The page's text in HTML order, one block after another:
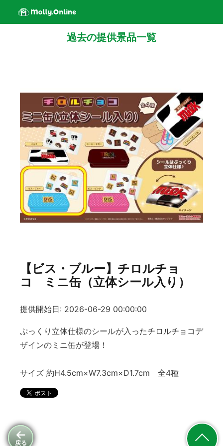
戻る
過去の提供景品一覧
【ビス・ブルー】チロルチョ
コ ミニ缶（立体シール入り）
提供開始日: 2026-06-29 00:00:00
ぷっくり立体仕様のシールが入ったチロルチョコデ
ザインのミニ缶が登場！
サイズ 約H4.5cm×W7.3cm×D1.7cm 全4種